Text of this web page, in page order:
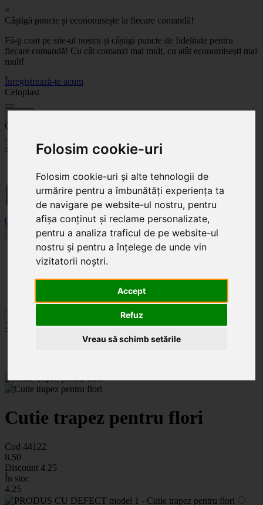
Folosim cookie-uri
Folosim cookie-uri și alte tehnologii de
urmărire pentru a îmbunătăți experiența ta
de navigare pe website-ul nostru, pentru
afișa conținut și reclame personalizate,
pentru a analiza traficul de pe website-ul
nostru și pentru a înțelege de unde vin
vizitatorii noștri.
Accept
Refuz
Vreau să schimb setările
×
Câștigă puncte și economisește la fiecare comandă!
Fă-ți cont pe site-ul nostru și câștigi puncte de fidelitate pentru
fiecare comandă! Cu cât comanzi mai mult, cu atât economisești mai
mult!
Înregistrează-te acum
Celoplast
Celoplast
valoare de 100 Lei. Expediere în 1 - 2 zile lucrătoare.
0
Toggle navigation
Acasă
Categorii
< înapoi la Cutii flori
Cutie trapez pentru flori
Cod 44122
8.50
Discount 4.25
În stoc
4.25